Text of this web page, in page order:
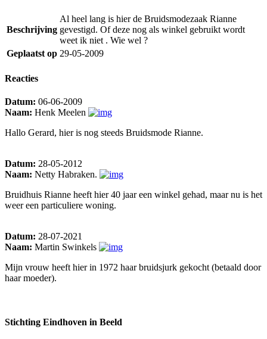
Beschrijving
Al heel lang is hier de Bruidsmodezaak Rianne
gevestigd. Of deze nog als winkel gebruikt wordt
weet ik niet . Wie wel ?
Geplaatst op 29-05-2009
Reacties
Datum: 06-06-2009
Naam: Henk Meelen
Hallo Gerard, hier is nog steeds Bruidsmode Rianne.
Datum: 28-05-2012
Naam: Netty Habraken.
Bruidhuis Rianne heeft hier 40 jaar een winkel gehad, maar nu is het
weer een particuliere woning.
Datum: 28-07-2021
Naam: Martin Swinkels
Mijn vrouw heeft hier in 1972 haar bruidsjurk gekocht (betaald door
haar moeder).
Stichting Eindhoven in Beeld